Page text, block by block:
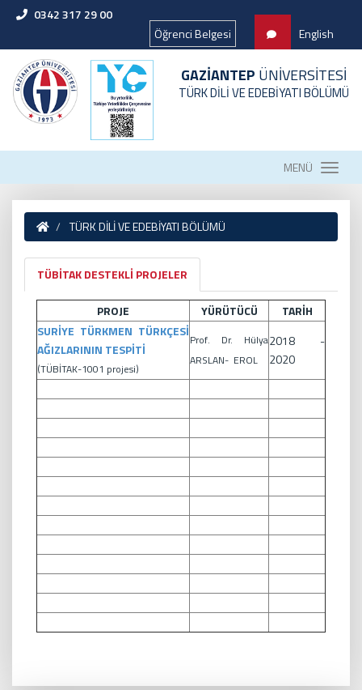
0342 317 29 00
Öğrenci Belgesi
English
GAZİANTEP ÜNİVERSİTESİ
TÜRK DİLİ VE EDEBİYATI BÖLÜMÜ
MENÜ
TÜRK DİLİ VE EDEBİYATI BÖLÜMÜ
TÜBİTAK DESTEKLİ PROJELER
PROJE YÜRÜTÜCÜ
TARİH
SURİYE TÜRKMEN TÜRKÇESİ
AĞIZLARININ TESPİTİ
(TÜBİTAK-1001 projesi)
Prof. Dr. Hülya
ARSLAN- EROL
2018 -
2020